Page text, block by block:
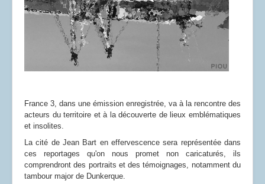
France 3, dans une émission enregistrée, va à la rencontre des
acteurs du territoire et à la découverte de lieux emblématiques
et insolites.
La cité de Jean Bart en effervescence sera représentée dans
ces reportages qu'on nous promet non caricaturés, ils
comprendront des portraits et des témoignages, notamment du
tambour major de Dunkerque.